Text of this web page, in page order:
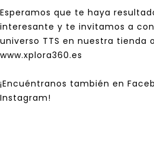
Esperamos que te haya
interesante y te invitamos a
universo TTS en nuestra tienda
www.xplora360.es
¡Encuéntranos también en
Instagram!